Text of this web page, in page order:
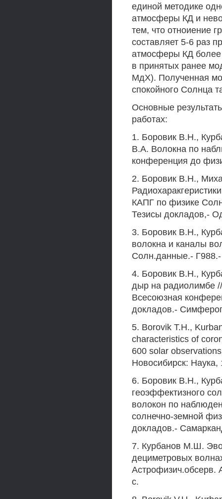
единой методике
атмосферы КД и
тем, что отноиение
составляет 5-6 раз
атмосферы КД более
в принятых ранее
МдХ). Полученная
спокойного Солнца
Основные
работах:
1. Боровик В.Н.,
В.А. Волокна по
конференция до
2. Боровик В.Н.,
КАПГ по физике
Тезисы докладов,-
3. Боровик В.Н.,
волокна и каналы
Солн.данные.-
4. Боровик В.Н.,
дыр на радиолимбе
Всесоюзная
докладов.-
5. Borovik Т.Н.,
characteristics of
600 solar
Новосибирск:
6. Боровик В.Н.,
геоэффектизного
волокон по
солнечно-земной
докладов.-
7. Курбанов М.Ш.
дециметровых
Астрофизич.обсерв.
с.